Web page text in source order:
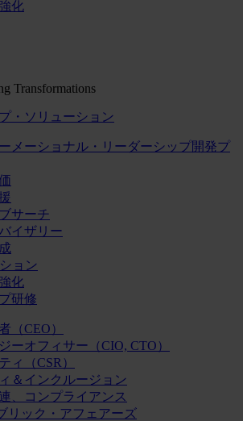
化
Transformations
・ソリューション
メーショナル・リーダーシップ開発プ
サーチ
イザリー
ョン
化
研修
（CEO）
ーオフィサー（CIO, CTO）
ィ（CSR）
＆インクルージョン
、コンプライアンス
リック・アフェアーズ